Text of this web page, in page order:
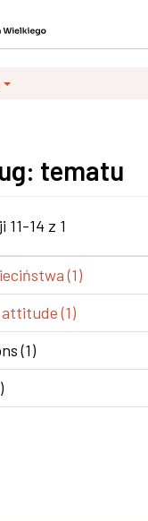
tematu
14 z 1
(1)
(1)
(1)